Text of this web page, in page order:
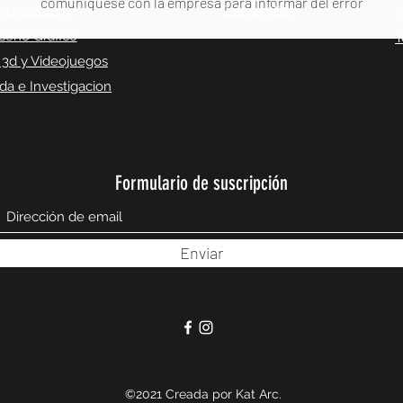
Grafico
y Videojuegos
e Investigacion
Galeria 360°
Formulario de suscripción
Enviar
©2021 Creada por Kat Arc.